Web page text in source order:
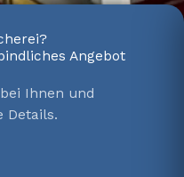
Angebot
Ihnen und
Details.